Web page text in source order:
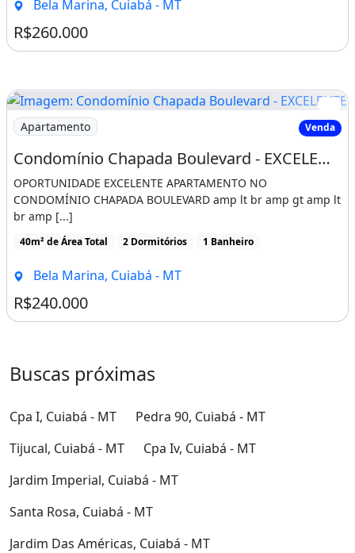
Bela Marina, Cuiabá - MT
R$260.000
Imagem: Condomínio Chapada Boulevard - EXCELENTE
Apartamento Venda
Condomínio Chapada Boulevard - EXCELENTE APARTAMENTO A VENDA NO CONDOMÍNIO CHAPADA
OPORTUNIDADE EXCELENTE APARTAMENTO NO
CONDOMÍNIO CHAPADA BOULEVARD amp lt br amp gt amp lt
br amp [...]
40m² de Área Total 2 Dormitórios 1 Banheiro
Bela Marina, Cuiabá - MT
R$240.000
Buscas próximas
Cpa I, Cuiabá - MT
Pedra 90, Cuiabá - MT
Tijucal, Cuiabá - MT
Cpa Iv, Cuiabá - MT
Jardim Imperial, Cuiabá - MT
Santa Rosa, Cuiabá - MT
Jardim Das Américas, Cuiabá - MT